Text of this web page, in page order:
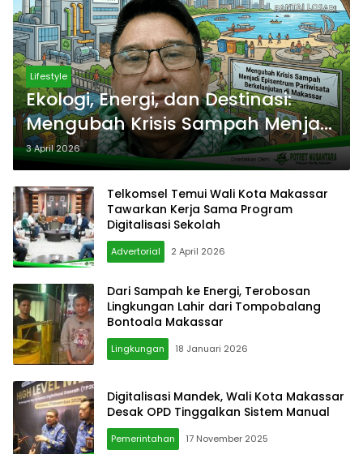
Lifestyle
Ekologi, Energi, dan Destinasi:
Mengubah Krisis Sampah Menjadi
Episentrum Pariwisata
Berkelanjutan di Makassar
3 April 2026
Telkomsel Temui Wali Kota Makassar
Tawarkan Kerja Sama Program
Digitalisasi Sekolah
Advertorial 2 April 2026
Dari Sampah ke Energi, Terobosan
Lingkungan Lahir dari Tompobalang
Bontoala Makassar
Lingkungan 18 Januari 2026
Digitalisasi Mandek, Wali Kota Makassar
Desak OPD Tinggalkan Sistem Manual
Pemerintahan 17 November 2025